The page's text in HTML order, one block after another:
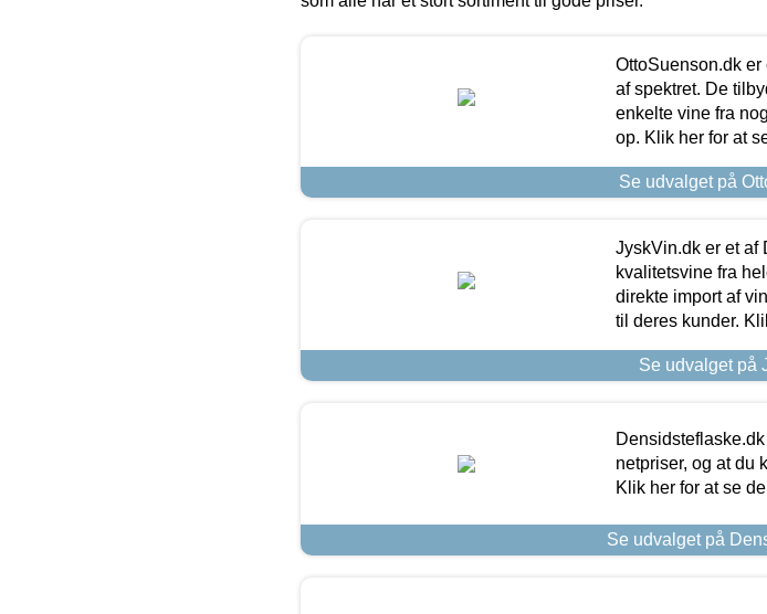
OttoSuenson.dk
af spektret. De
enkelte vine fra
op. Klik her for at
Se udvalget på
JyskVin.dk er et af
kvalitetsvine fra
direkte import af
til deres kunder.
Se udvalget på
netpriser, og at du
Klik her for at se
Se udvalget på